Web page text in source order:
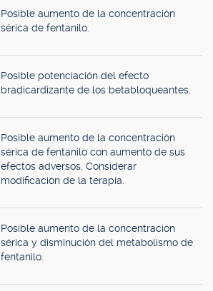
Posible aumento de la concentración
sérica de fentanilo.
Posible potenciación del efecto
bradicardizante de los betabloqueantes.
Posible aumento de la concentración
sérica de fentanilo con aumento de sus
efectos adversos. Considerar
modificación de la terapia.
Posible aumento de la concentración
sérica y disminución del metabolismo de
fentanilo.